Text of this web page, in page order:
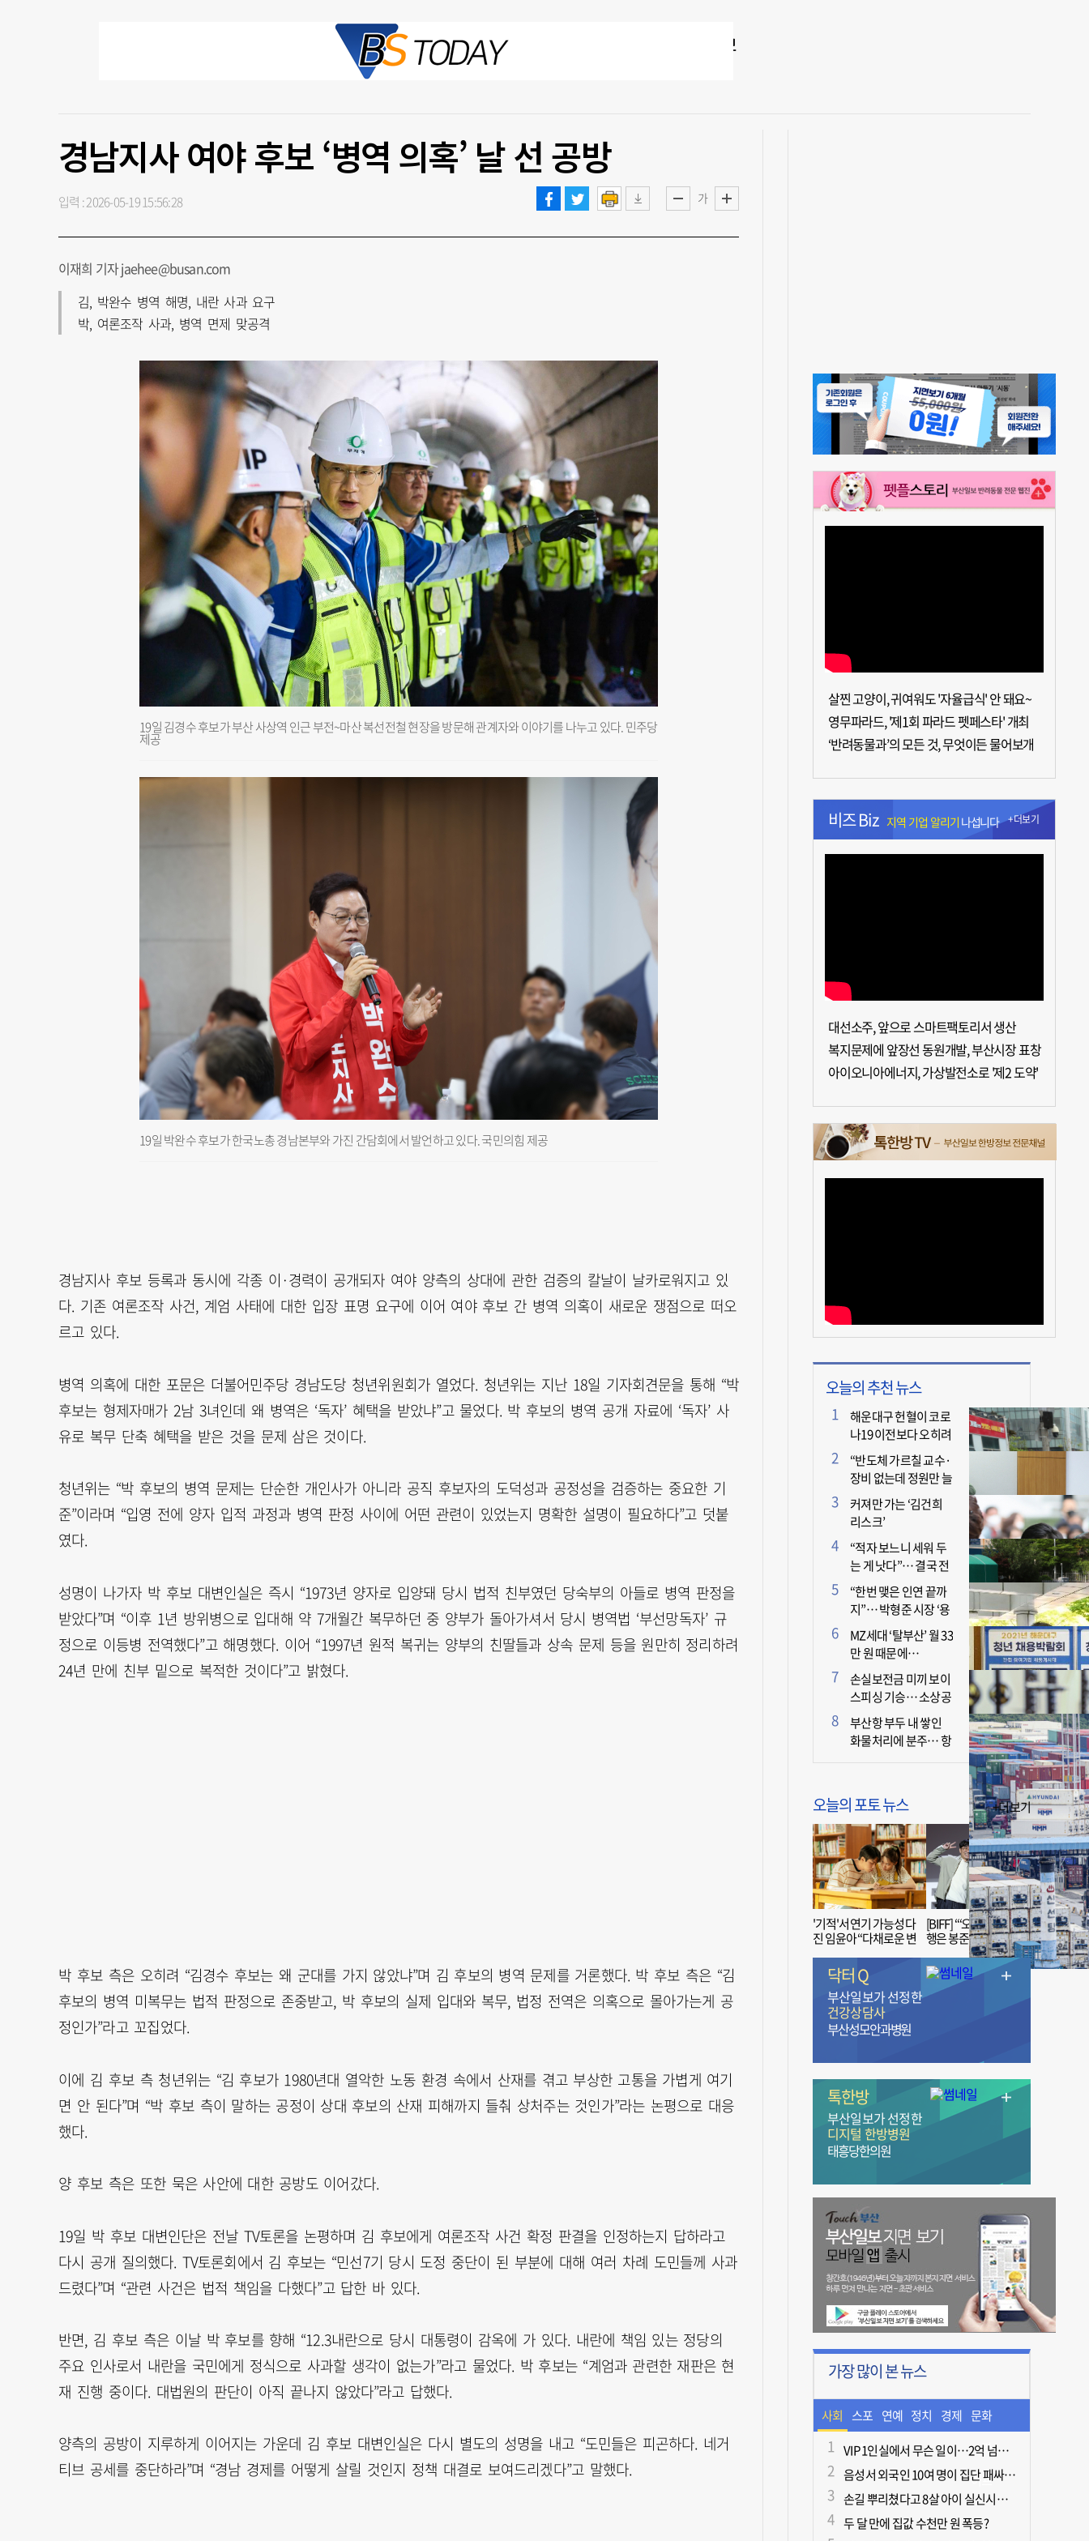
경남지사 여야 후보 ‘병역 의혹’ 날 선 공방
가
입력 : 2026-05-19 15:56:28
이재희 기자 jaehee@busan.com
김, 박완수 병역 해명, 내란 사과 요구
박, 여론조작 사과, 병역 면제 맞공격
19일 김경수 후보가 부산 사상역 인근 부전~마산 복선전철 현장을 방문해 관계자와 이야기를 나누고 있다. 민주당
제공
19일 박완수 후보가 한국노총 경남본부와 가진 간담회에서 발언하고 있다. 국민의힘 제공
경남지사 후보 등록과 동시에 각종 이·경력이 공개되자 여야 양측의 상대에 관한 검증의 칼날이 날카로워지고 있
다. 기존 여론조작 사건, 계엄 사태에 대한 입장 표명 요구에 이어 여야 후보 간 병역 의혹이 새로운 쟁점으로 떠오
르고 있다.
병역 의혹에 대한 포문은 더불어민주당 경남도당 청년위원회가 열었다. 청년위는 지난 18일 기자회견문을 통해 “박
후보는 형제자매가 2남 3녀인데 왜 병역은 ‘독자’ 혜택을 받았냐”고 물었다. 박 후보의 병역 공개 자료에 ‘독자’ 사
유로 복무 단축 혜택을 받은 것을 문제 삼은 것이다.
청년위는 “박 후보의 병역 문제는 단순한 개인사가 아니라 공직 후보자의 도덕성과 공정성을 검증하는 중요한 기
준”이라며 “입영 전에 양자 입적 과정과 병역 판정 사이에 어떤 관련이 있었는지 명확한 설명이 필요하다”고 덧붙
였다.
성명이 나가자 박 후보 대변인실은 즉시 “1973년 양자로 입양돼 당시 법적 친부였던 당숙부의 아들로 병역 판정을
받았다”며 “이후 1년 방위병으로 입대해 약 7개월간 복무하던 중 양부가 돌아가셔서 당시 병역법 ‘부선망독자’ 규
정으로 이등병 전역했다”고 해명했다. 이어 “1997년 원적 복귀는 양부의 친딸들과 상속 문제 등을 원만히 정리하려
24년 만에 친부 밑으로 복적한 것이다”고 밝혔다.
박 후보 측은 오히려 “김경수 후보는 왜 군대를 가지 않았냐”며 김 후보의 병역 문제를 거론했다. 박 후보 측은 “김
후보의 병역 미복무는 법적 판정으로 존중받고, 박 후보의 실제 입대와 복무, 법정 전역은 의혹으로 몰아가는게 공
정인가”라고 꼬집었다.
이에 김 후보 측 청년위는 “김 후보가 1980년대 열악한 노동 환경 속에서 산재를 겪고 부상한 고통을 가볍게 여기
면 안 된다”며 “박 후보 측이 말하는 공정이 상대 후보의 산재 피해까지 들춰 상처주는 것인가”라는 논평으로 대응
했다.
양 후보 측은 또한 묵은 사안에 대한 공방도 이어갔다.
19일 박 후보 대변인단은 전날 TV토론을 논평하며 김 후보에게 여론조작 사건 확정 판결을 인정하는지 답하라고
다시 공개 질의했다. TV토론회에서 김 후보는 “민선7기 당시 도정 중단이 된 부분에 대해 여러 차례 도민들께 사과
드렸다”며 “관련 사건은 법적 책임을 다했다”고 답한 바 있다.
반면, 김 후보 측은 이날 박 후보를 향해 “12.3내란으로 당시 대통령이 감옥에 가 있다. 내란에 책임 있는 정당의
주요 인사로서 내란을 국민에게 정식으로 사과할 생각이 없는가”라고 물었다. 박 후보는 “계엄과 관련한 재판은 현
재 진행 중이다. 대법원의 판단이 아직 끝나지 않았다”라고 답했다.
양측의 공방이 지루하게 이어지는 가운데 김 후보 대변인실은 다시 별도의 성명을 내고 “도민들은 피곤하다. 네거
티브 공세를 중단하라”며 “경남 경제를 어떻게 살릴 것인지 정책 대결로 보여드리겠다”고 말했다.
살찐 고양이, 귀여워도 '자율급식' 안 돼요~
영무파라드, '제1회 파라드 펫페스타' 개최
‘반려동물과’의 모든 것, 무엇이든 물어보개
비즈 Biz 지역 기업 알리기 나섭니다 +더보기
대선소주, 앞으로 스마트팩토리서 생산
복지문제에 앞장선 동원개발, 부산시장 표창
아이오니아에너지, 가상발전소로 '제2 도약'
오늘의 추천 뉴스
해운대구 헌혈이 코로
나19 이전보다 오히려
더 늘어난 이유는?
“반도체 가르칠 교수·
장비 없는데 정원만 늘
리면 뭐 하나”
커져만 가는 ‘김건희
리스크’
“적자 보느니 세워 두
는 게 낫다”… 결국 전
면 휴업 선언한 택시회
사
“한번 맺은 인연 끝까
지”… 박형준 시장 ‘용
인술’ 주목
MZ세대 ‘탈부산’ 월 33
만 원 때문에…
손실보전금 미끼 보이
스피싱 기승… 소상공
인 두 번 운다
부산항 부두 내 쌓인
화물처리에 분주… 항
오늘의 포토 뉴스 +더보기
'기적'서 연기 가능성 다
진 임윤아 “다채로운 변
[BIFF] “‘오징어 게임’ 흥
행은 봉준호 감독 ‘1인
치 장벽’ 무너진 순간”
닥터 Q
부산일보가 선정한
건강상담사
부산성모안과병원
톡한방
부산일보가 선정한
디지털 한방병원
태흥당한의원
가장 많이 본 뉴스
사회 스포
츠
연예 정치 경제 문화
ㆍ라
이프
VIP 1인실에서 무슨 일이…2억 넘게 쓴 중독자·불법촬영한 의사
음성서 외국인 10여 명이 집단 패싸움하다 1명 사망
손길 뿌리쳤다고 8살 아이 실신시킨 50대, 집유
두 달 만에 집값 수천만 원 폭등?